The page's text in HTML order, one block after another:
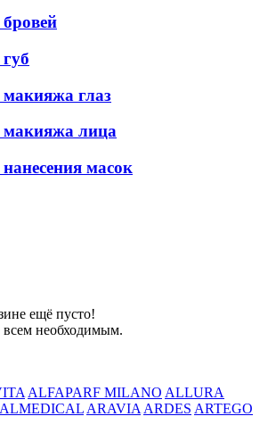
глаз
макияжа лица
масок
ещё пусто!
всем необходимым.
ALFAPARF MILANO ALLURA
ALMEDICAL ARAVIA ARDES ARTEGO